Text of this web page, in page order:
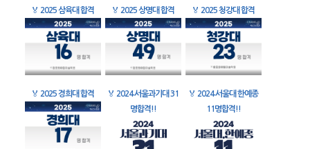
🏅 2025 삼육대 합격 🏅 2025 상명대 합격 🏅 2025 청강대 합격
🏅 2025 경희대 합격 🏅 2024 서울과기대 31
명합격!!
🏅 2024 서울대 한예종
11명합격!!